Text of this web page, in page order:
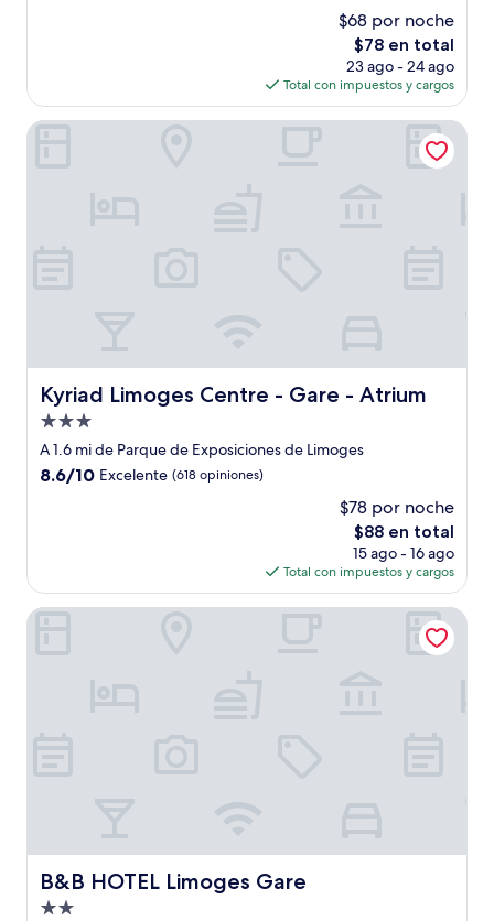
$68 por noche
El
precio
actual
es
de
$78 en total
23 ago - 24 ago
Total con impuestos y cargos
Kyriad Limoges Centre - Gare - Atrium
Kyriad Limoges Centre - Gare - Atrium
Propiedad
de
3.0
A 1.6 mi de Parque de Exposiciones de Limoges
8.6
8.6/10 Excelente (618 opiniones)
$78 por noche
El
precio
actual
es
de
$88 en total
15 ago - 16 ago
Total con impuestos y cargos
Kyriad Limoges Centre - Gare - Atrium
B&B HOTEL Limoges Gare
B&B HOTEL Limoges Gare
Propiedad
B&B HOTEL Limoges Gare